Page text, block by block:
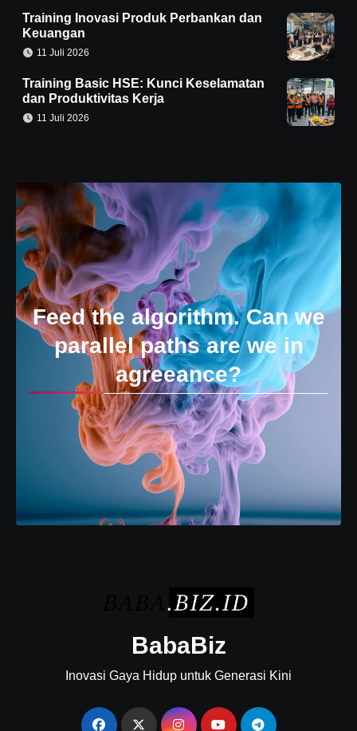
Training Inovasi Produk Perbankan dan
Keuangan
11 Juli 2026
Training Basic HSE: Kunci Keselamatan
dan Produktivitas Kerja
11 Juli 2026
Feed the algorithm. Can we
parallel paths are we in
agreeance?
BabaBiz
Inovasi Gaya Hidup untuk Generasi Kini